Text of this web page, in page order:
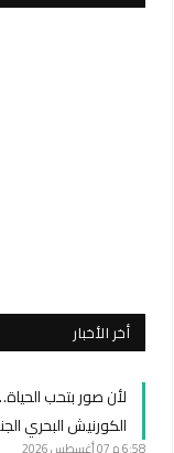
أخر الأخبار
لأن صور بتحب
الكورنيش البحري